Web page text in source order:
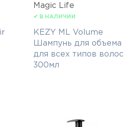
Magic Life
✔ В НАЛИЧИИ
KEZY ML Volume
Шампунь для объема
для всех типов волос
300мл